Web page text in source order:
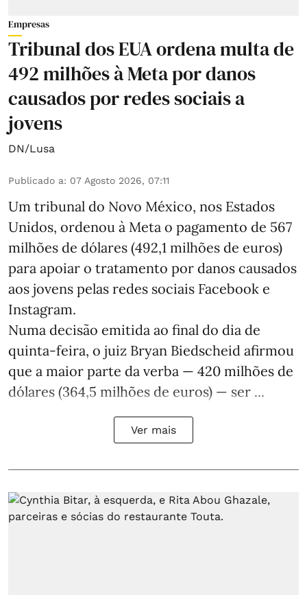
Empresas
Tribunal dos EUA ordena multa de
492 milhões à Meta por danos
causados por redes sociais a
jovens
DN/Lusa
Publicado a: 07 Agosto 2026, 07:11
Um tribunal do Novo México, nos Estados
Unidos, ordenou à Meta o pagamento de 567
milhões de dólares (492,1 milhões de euros)
para apoiar o tratamento por danos causados
aos jovens pelas redes sociais Facebook e
Instagram.
Numa decisão emitida ao final do dia de
quinta-feira, o juiz Bryan Biedscheid afirmou
que a maior parte da verba — 420 milhões de
dólares (364,5 milhões de euros) — ser ...
Ver mais